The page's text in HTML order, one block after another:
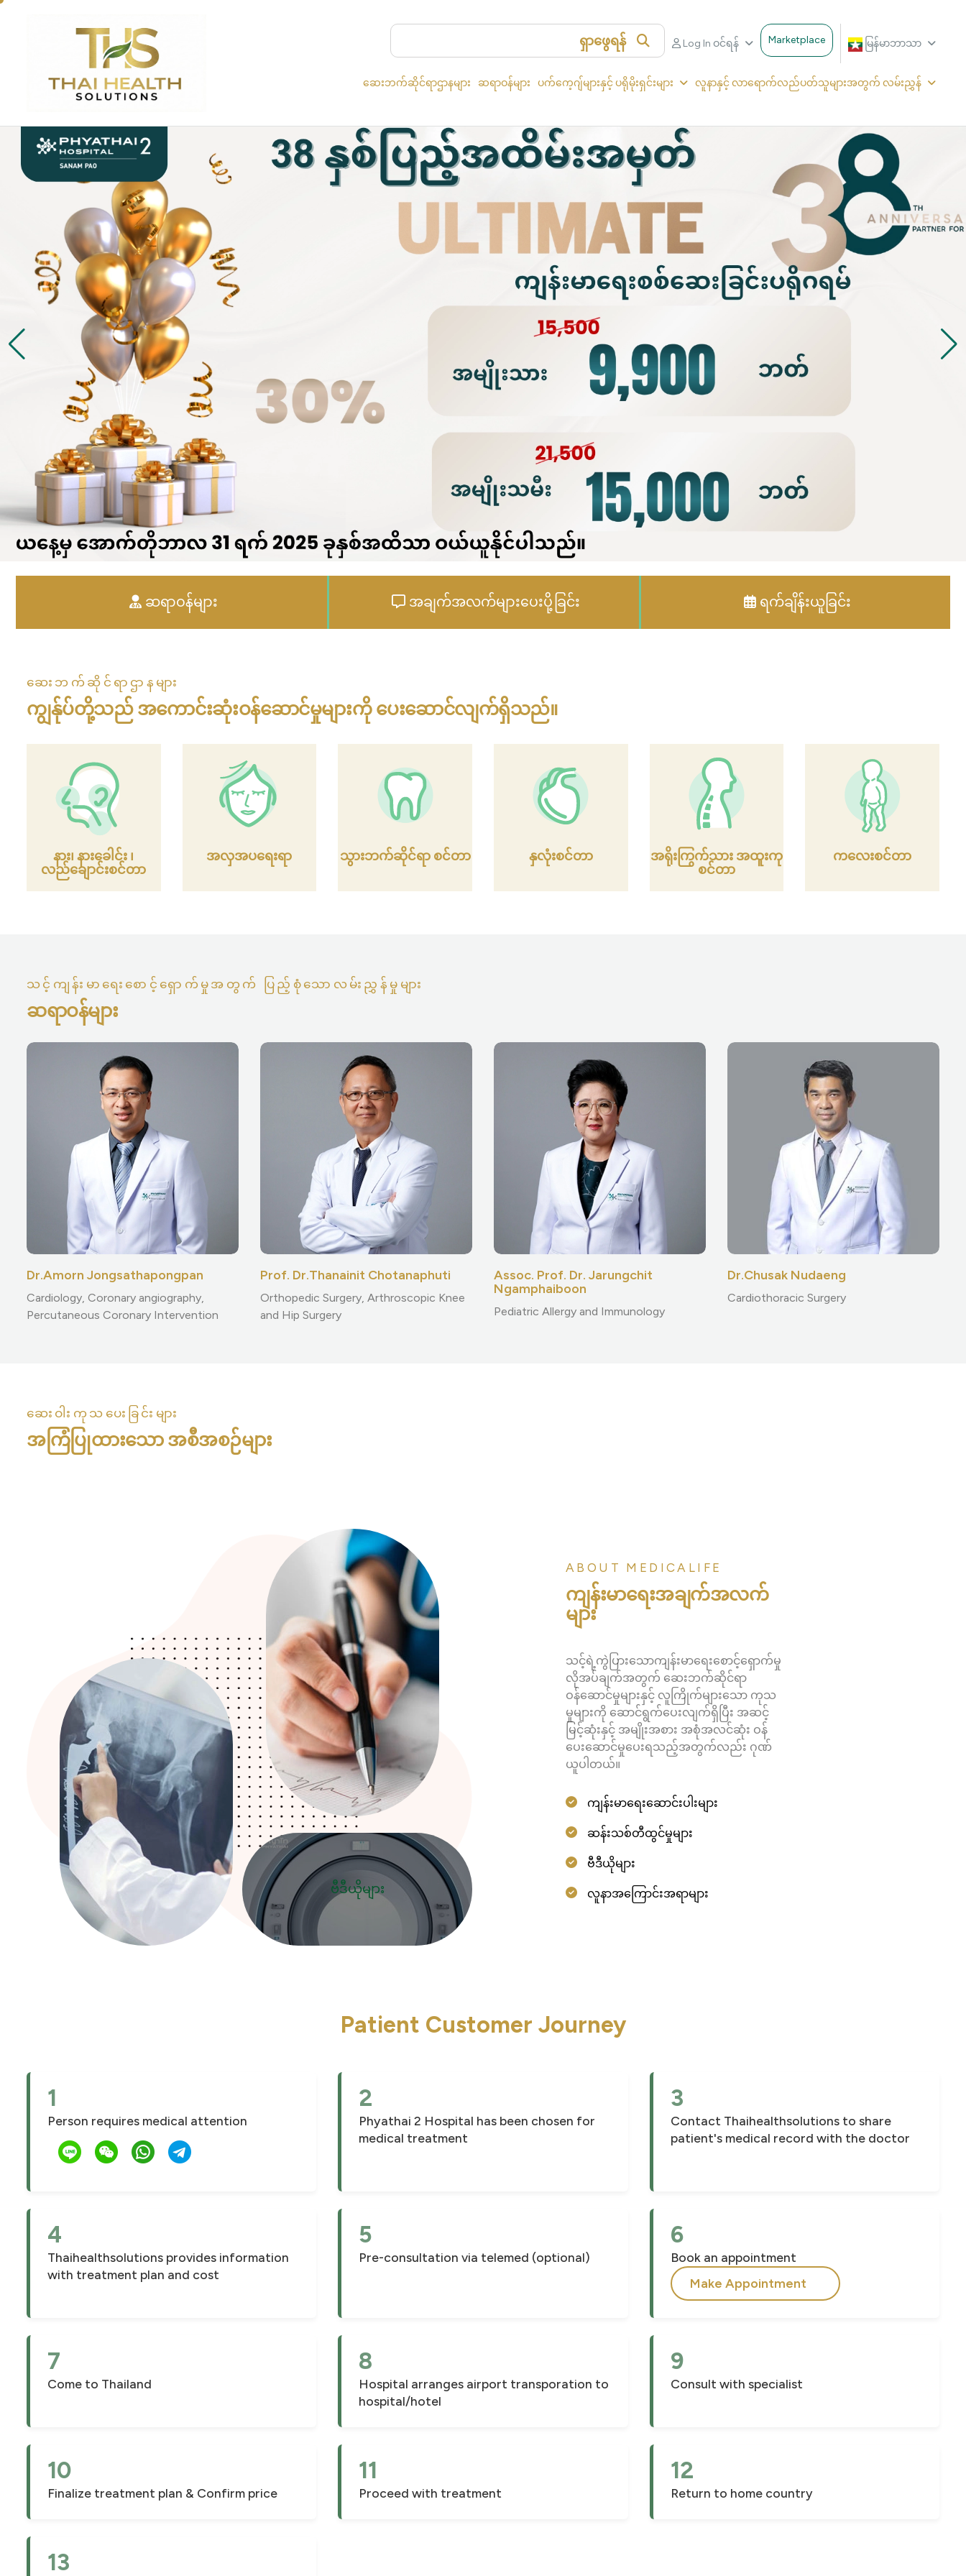
မြန်မာဘာသာ
Marketplace
Log In ဝင်ရန်
ရှာဖွေရန်
ဆေးဘက်ဆိုင်ရာဌာနများ ဆရာဝန်များ ပက်ကေ့ဂျ်များနှင့် ပရိုမိုးရှင်းများ လူနာနှင့် လာရောက်လည်ပတ်သူများအတွက် လမ်းညွှန်
ဆရာဝန်များ အချက်အလက်များပေးပို့ခြင်း ရက်ချိန်းယူခြင်း
ဆေးဘက်ဆိုင်ရာဌာနများ
ကျွန်ုပ်တို့သည် အကောင်းဆုံးဝန်ဆောင်မှုများကို ပေးဆောင်လျက်ရှိသည်။
နား၊ နားခေါင်း ၊
လည်ချောင်းစင်တာ
အလှအပရေးရာ သွားဘက်ဆိုင်ရာ စင်တာ နှလုံးစင်တာ
အရိုးကြွက်သား အထူးကု
စင်တာ
ကလေးစင်တာ
သင့်ကျန်းမာရေးစောင့်ရှောက်မှုအတွက် ပြည့်စုံသောလမ်းညွှန်မှုများ
ဆရာဝန်များ
Dr.Amorn Jongsathapongpan
Cardiology, Coronary angiography,
Percutaneous Coronary Intervention
Prof. Dr.Thanainit Chotanaphuti
Orthopedic Surgery, Arthroscopic Knee
and Hip Surgery
Assoc. Prof. Dr. Jarungchit
Ngamphaiboon
Pediatric Allergy and Immunology
Dr.Chusak Nudaeng
Cardiothoracic Surgery
ဆေးဝါးကုသပေးခြင်းများ
အကြံပြုထားသော အစီအစဉ်များ
ဗီဒီယိုများ
ABOUT MEDICALIFE
ကျန်းမာရေးအချက်အလက်
များ
သင့်ရဲ့ကွဲပြားသောကျန်းမာရေးစောင့်ရှောက်မှု
လိုအပ်ချက်အတွက် ဆေးဘက်ဆိုင်ရာ
ဝန်ဆောင်မှုများနှင့် လူကြိုက်များသော ကုသ
မှုများကို ဆောင်ရွက်ပေးလျက်ရှိပြီး အဆင့်
မြင့်ဆုံးနှင့် အမျိုးအစား အစုံအလင်ဆုံး ဝန်
ပေးဆောင်မှုပေးရသည့်အတွက်လည်း ဂုဏ်
ယူပါတယ်။
ကျန်းမာရေးဆောင်းပါးများ
ဆန်းသစ်တီထွင်မှုများ
ဗီဒီယိုများ
လူနာအကြောင်းအရာများ
Patient Customer Journey
1
Person requires medical attention
2
Phyathai 2 Hospital has been chosen for
medical treatment
3
Contact Thaihealthsolutions to share
patient's medical record with the doctor
4
Thaihealthsolutions provides information
with treatment plan and cost
5
Pre-consultation via telemed (optional)
6
Book an appointment
Make Appointment
7
Come to Thailand
8
Hospital arranges airport transporation to
hospital/hotel
9
Consult with specialist
10
Finalize treatment plan & Confirm price
11
Proceed with treatment
12
Return to home country
13